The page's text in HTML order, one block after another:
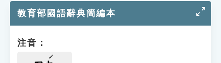
教育部國語辭典簡編本
注音：